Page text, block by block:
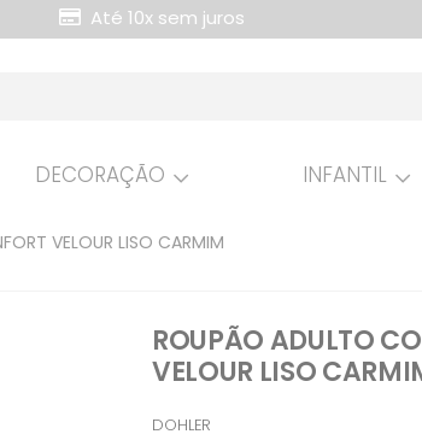
Até 10x sem juros
Retire Grátis na loja
DECORAÇÃO INFANTIL
VELOUR LISO CARMIM
ROUPÃO ADULTO
VELOUR LISO
DOHLER